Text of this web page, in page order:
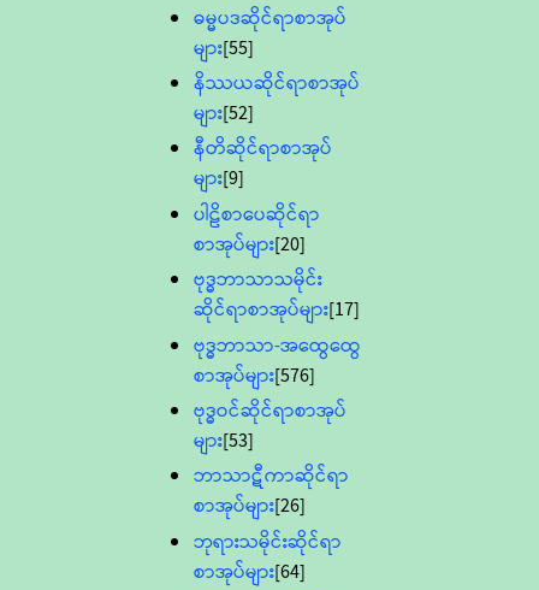
ဓမ္မပဒဆိုင်ရာစာအုပ်
များ[55]
နိဿယဆိုင်ရာစာအုပ်
များ[52]
နီတိဆိုင်ရာစာအုပ်
များ[9]
ပါဠိစာပေဆိုင်ရာ
စာအုပ်များ[20]
ဗုဒ္ဓဘာသာသမိုင်း
ဆိုင်ရာစာအုပ်များ[17]
ဗုဒ္ဓဘာသာ-အထွေထွေ
စာအုပ်များ[576]
ဗုဒ္ဓဝင်ဆိုင်ရာစာအုပ်
များ[53]
ဘာသာဋီကာဆိုင်ရာ
စာအုပ်များ[26]
ဘုရားသမိုင်းဆိုင်ရာ
စာအုပ်များ[64]